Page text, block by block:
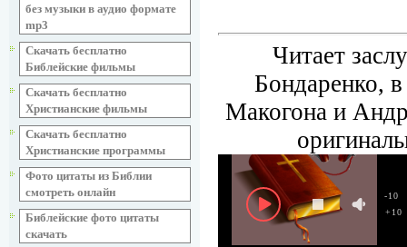
без музыки в аудио формате
mp3
Скачать бесплатно
Библейские фильмы
Скачать бесплатно
Христианские фильмы
Скачать бесплатно
Христианские программы
Фото цитаты из Библии
смотреть онлайн
Библейские фото цитаты
скачать
Читает
Бондаренко,
Макогона и
+10
-10